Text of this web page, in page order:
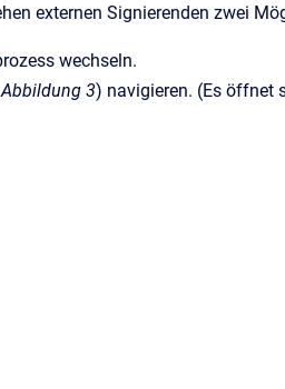
externen Signierenden zwei
wechseln.
Abbildung 3) navigieren. (Es öffnet